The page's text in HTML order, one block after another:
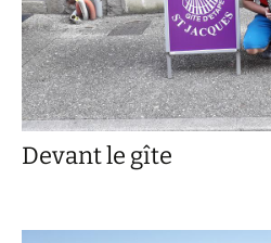
Devant le gîte